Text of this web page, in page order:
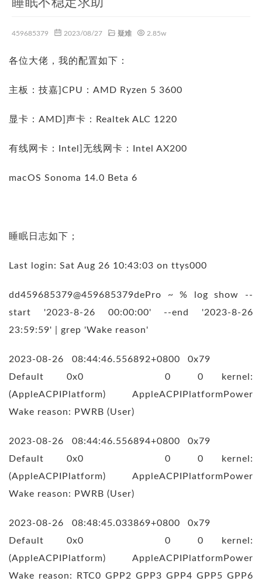
459685379 2023/08/27 疑难 2.85w
各位大佬，我的配置如下：
主板：技嘉]CPU：AMD Ryzen 5 3600
显卡：AMD]声卡：Realtek ALC 1220
有线网卡：Intel]无线网卡：Intel AX200
macOS Sonoma 14.0 Beta 6
睡眠日志如下；
Last login: Sat Aug 26 10:43:03 on ttys000
dd459685379@459685379dePro ~ % log show --
start '2023-8-26 00:00:00' --end '2023-8-26
23:59:59' | grep 'Wake reason'
2023-08-26 08:44:46.556892+0800 0x79
Default 0x0 0 0 kernel:
(AppleACPIPlatform) AppleACPIPlatformPower
Wake reason: PWRB (User)
2023-08-26 08:44:46.556894+0800 0x79
Default 0x0 0 0 kernel:
(AppleACPIPlatform) AppleACPIPlatformPower
Wake reason: PWRB (User)
2023-08-26 08:48:45.033869+0800 0x79
Default 0x0 0 0 kernel:
(AppleACPIPlatform) AppleACPIPlatformPower
Wake reason: RTC0 GPP2 GPP3 GPP4 GPP5 GPP6